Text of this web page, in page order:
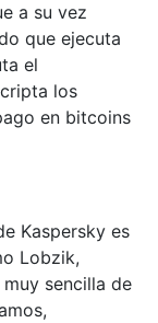
a su vez
que ejecuta
el
los
en bitcoins
Kaspersky es
Lobzik,
sencilla de